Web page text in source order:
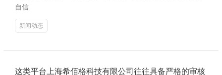
自信
新闻动态
这类平台上海希佰格科技有限公司往往具备严格的审核